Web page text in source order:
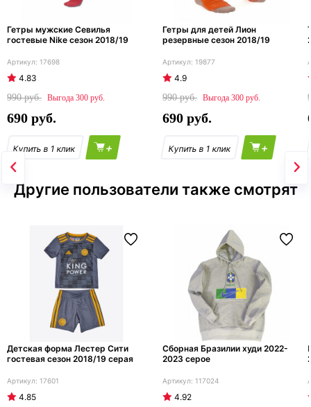
Гетры мужские Севилья
гостевые Nike сезон 2018/19
17698
4.83
990
300
690
+
Гетры для детей Лион
резервные сезон 2018/19
19877
4.9
990
300
690
+
Другие пользователи также смотрят
Детская форма Лестер Сити
гостевая сезон 2018/19 серая
17601
4.85
Сборная Бразилии худи 2022-
2023 серое
117024
4.92